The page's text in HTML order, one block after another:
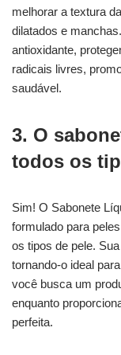
melhorar a textura
dilatados e
antioxidante,
radicais livres,
saudável.
3. O
todos os
Sim! O Sabonete
formulado para
os tipos de pele.
tornando-o ideal
você busca um
enquanto
perfeita.